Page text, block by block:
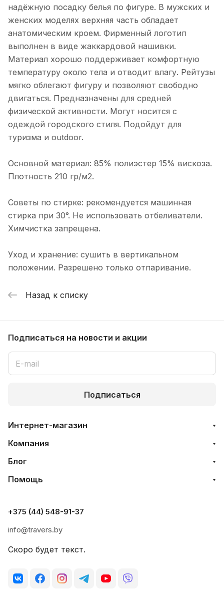
надёжную посадку белья по фигуре. В мужских и
женских моделях верхняя часть обладает
анатомическим кроем. Фирменный логотип
выполнен в виде жаккардовой нашивки.
Материал хорошо поддерживает комфортную
температуру около тела и отводит влагу. Рейтузы
мягко облегают фигуру и позволяют свободно
двигаться. Предназначены для средней
физической активности. Могут носится с
одеждой городского стиля. Подойдут для
туризма и outdoor.
Основной материал: 85% полиэстер 15% вискоза.
Плотность 210 гр/м2.
Советы по стирке: рекомендуется машинная
стирка при 30°. Не использовать отбеливатели.
Химчистка запрещена.
Уход и хранение: сушить в вертикальном
положении. Разрешено только отпаривание.
Назад к списку
Подписаться на новости и акции
Подписаться
Интернет-магазин
Компания
Блог
Помощь
+375 (44) 548-91-37
info@travers.by
Скоро будет текст.